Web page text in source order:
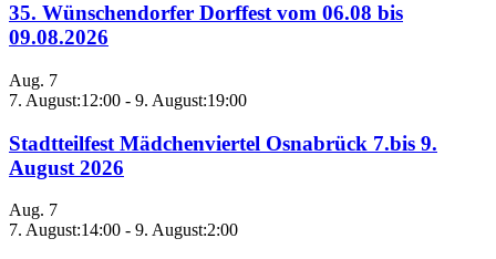
35. Wünschendorfer Dorffest vom 06.08 bis
09.08.2026
Aug. 7
7. August:12:00 - 9. August:19:00
Stadtteilfest Mädchenviertel Osnabrück 7.bis 9.
August 2026
Aug. 7
7. August:14:00 - 9. August:2:00